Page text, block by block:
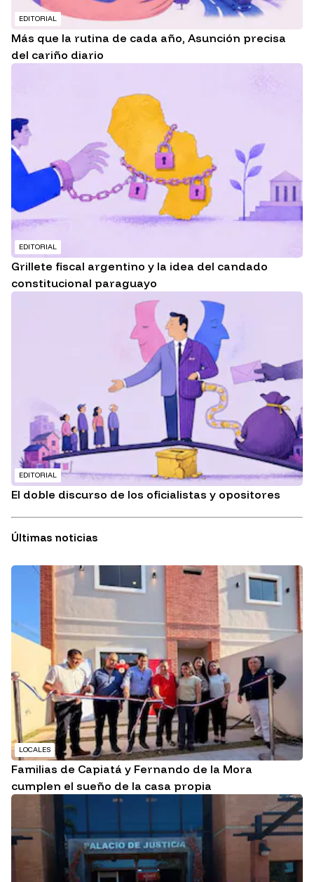
EDITORIAL
Más que la rutina de cada año, Asunción precisa
del cariño diario
EDITORIAL
Grillete fiscal argentino y la idea del candado
constitucional paraguayo
EDITORIAL
El doble discurso de los oficialistas y opositores
Últimas noticias
LOCALES
Familias de Capiatá y Fernando de la Mora
cumplen el sueño de la casa propia